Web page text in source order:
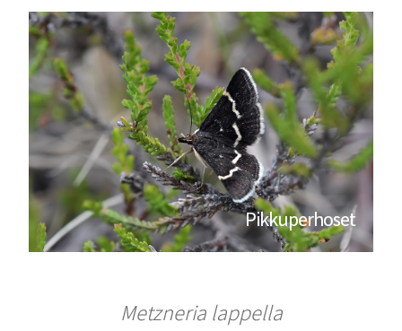
Pikkuperhoset
Metzneria lappella